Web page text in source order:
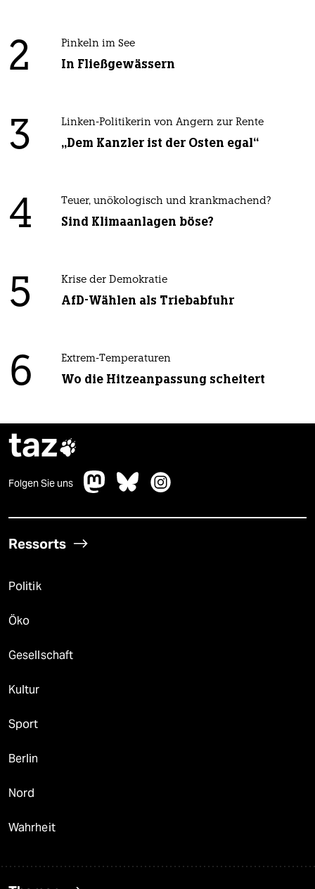
2 Pinkeln im See
In Fließgewässern
3 Linken-Politikerin von Angern zur Rente
„Dem Kanzler ist der Osten egal“
4 Teuer, unökologisch und krankmachend?
Sind Klimaanlagen böse?
5 Krise der Demokratie
AfD-Wählen als Triebabfuhr
6 Extrem-Temperaturen
Wo die Hitzeanpassung scheitert
taz
Folgen Sie uns
Ressorts
Politik
Öko
Gesellschaft
Kultur
Sport
Berlin
Nord
Wahrheit